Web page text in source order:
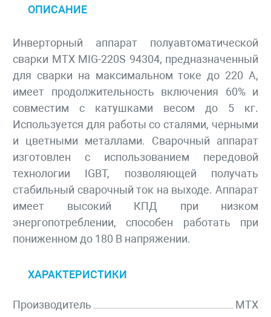
ОПИСАНИЕ
Инверторный аппарат полуавтоматической
сварки MTX MIG-220S 94304, предназначенный
для сварки на максимальном токе до 220 А,
имеет продолжительность включения 60% и
совместим с катушками весом до 5 кг.
Используется для работы со сталями, черными
и цветными металлами. Сварочный аппарат
изготовлен с использованием передовой
технологии IGBT, позволяющей получать
стабильный сварочный ток на выходе. Аппарат
имеет высокий КПД при низком
энергопотреблении, способен работать при
пониженном до 180 В напряжении.
ХАРАКТЕРИСТИКИ
Производитель
MTX